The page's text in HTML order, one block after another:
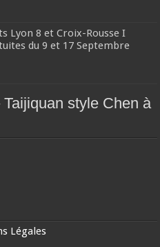
Lyon 8 et Croix-Rousse I
du 9 et 17 Septembre
style Chen à
Légales